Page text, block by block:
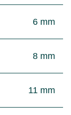
6 mm
8 mm
11 mm